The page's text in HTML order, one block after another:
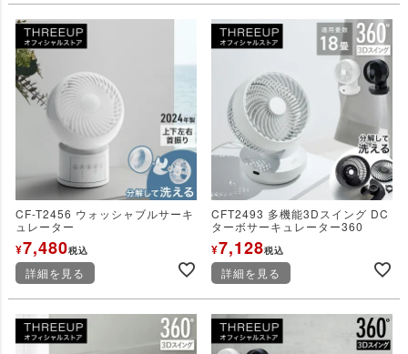
CF-T2456 ウォッシャブルサーキ
ュレーター
¥7,480税込
詳細を見る
CFT2493 多機能3Dスイング DC
ターボサーキュレーター360
¥7,128税込
詳細を見る